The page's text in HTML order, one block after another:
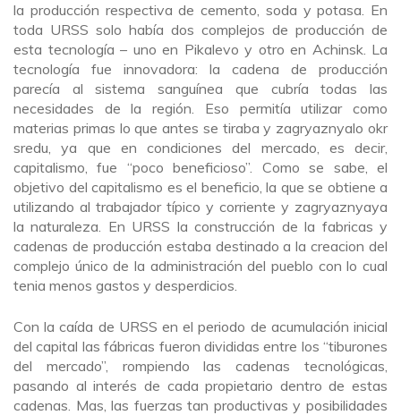
la producción respectiva de cemento, soda y potasa. En
toda URSS solo había dos complejos de producción de
esta tecnología – uno en Pikalevo y otro en Achinsk. La
tecnología fue innovadora: la cadena de producción
parecía al sistema sanguínea que cubría todas las
necesidades de la región. Eso permitía utilizar como
materias primas lo que antes se tiraba y zagryaznyalo okr
sredu, ya que en condiciones del mercado, es decir,
capitalismo, fue “poco beneficioso”. Como se sabe, el
objetivo del capitalismo es el beneficio, la que se obtiene a
utilizando al trabajador típico y corriente y zagryaznyaya
la naturaleza. En URSS la construcción de la fabricas y
cadenas de producción estaba destinado a la creacion del
complejo único de la administración del pueblo con lo cual
tenia menos gastos y desperdicios.
Con la caída de URSS en el periodo de acumulación inicial
del capital las fábricas fueron divididas entre los “tiburones
del mercado”, rompiendo las cadenas tecnológicas,
pasando al interés de cada propietario dentro de estas
cadenas. Mas, las fuerzas tan productivas y posibilidades